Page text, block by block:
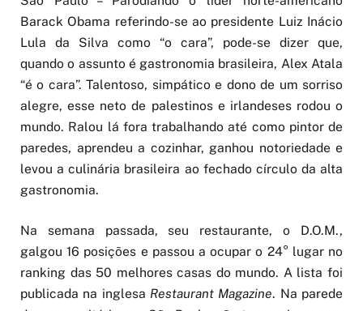
Barack Obama referindo-se ao presidente Luiz Inácio
Lula da Silva como “o cara”, pode-se dizer que,
quando o assunto é gastronomia brasileira, Alex Atala
“é o cara”. Talentoso, simpático e dono de um sorriso
alegre, esse neto de palestinos e irlandeses rodou o
mundo. Ralou lá fora trabalhando até como pintor de
paredes, aprendeu a cozinhar, ganhou notoriedade e
levou a culinária brasileira ao fechado círculo da alta
gastronomia.
Na semana passada, seu restaurante, o D.O.M.,
galgou 16 posições e passou a ocupar o 24° lugar no
ranking das 50 melhores casas do mundo. A lista foi
publicada na inglesa
Restaurant Magazine
. Na parede
do seu escritório, em São Paulo, não tem mais espaço